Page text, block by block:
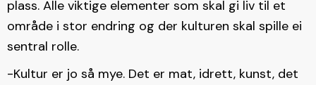
plass. Alle viktige elementer som skal gi liv til et
område i stor endring og der kulturen skal spille ei
sentral rolle.
-Kultur er jo så mye. Det er mat, idrett, kunst, det